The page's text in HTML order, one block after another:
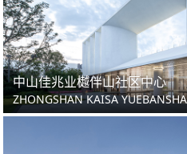
中山佳兆业樾伴山社区中心
ZHONGSHAN KAISA